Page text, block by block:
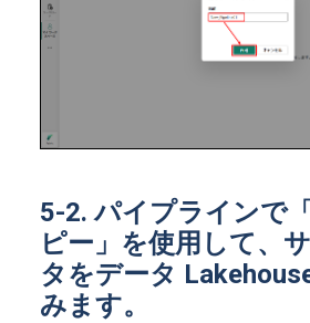
5-2. パイプラインで
ピー」を使用して、
タをデータ
みます。